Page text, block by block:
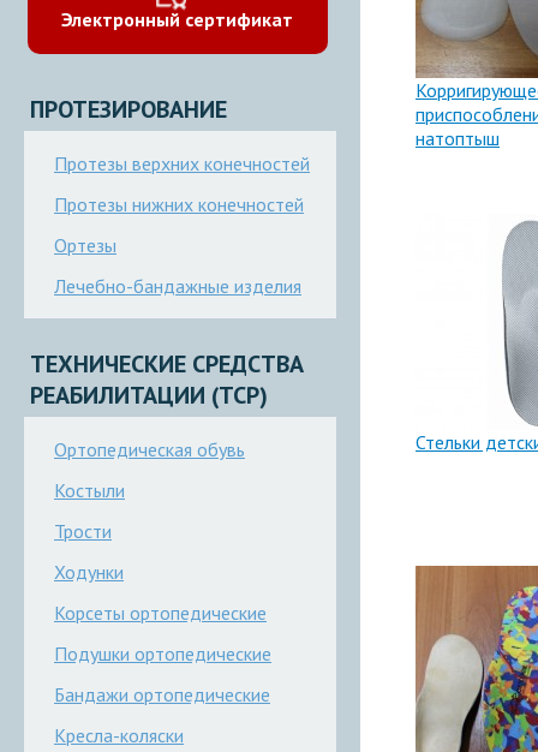
натоптыш
Стельки
Электронный сертификат
ПРОТЕЗИРОВАНИЕ
Протезы верхних конечностей
Протезы нижних конечностей
Ортезы
Лечебно-бандажные изделия
ТЕХНИЧЕСКИЕ СРЕДСТВА
РЕАБИЛИТАЦИИ (ТСР)
Ортопедическая обувь
Костыли
Трости
Ходунки
Корсеты ортопедические
Подушки ортопедические
Бандажи ортопедические
Кресла-коляски